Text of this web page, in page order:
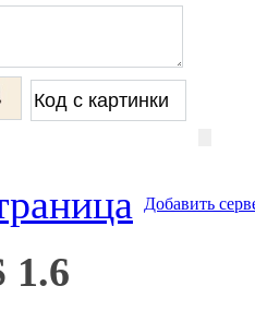
Добавить
1.6